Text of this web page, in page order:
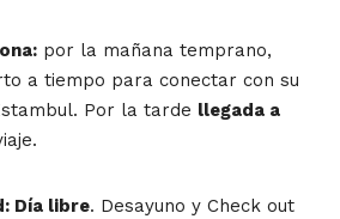
: por la mañana temprano,
a tiempo para conectar con su
Por la tarde llegada a
: Día libre. Desayuno y Check out